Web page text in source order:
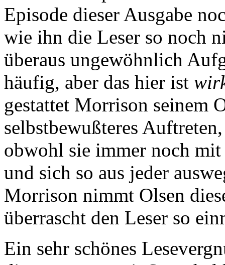
Episode dieser Ausgabe
wie ihn die Leser so noch
überaus ungewöhnlich
häufig, aber das hier ist
gestattet Morrison seinem
selbstbewußteres
obwohl sie immer noch
und sich so aus jeder
Morrison nimmt Olsen
überrascht den Leser so
Ein sehr schönes